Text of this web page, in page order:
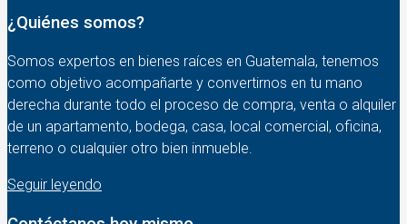
¿Quiénes somos?
Somos expertos en bienes raíces en Guatemala, tenemos
como objetivo acompañarte y convertirnos en tu mano
derecha durante todo el proceso de compra, venta o alquiler
de un apartamento, bodega, casa, local comercial, oficina,
terreno o cualquier otro bien inmueble.
Seguir leyendo